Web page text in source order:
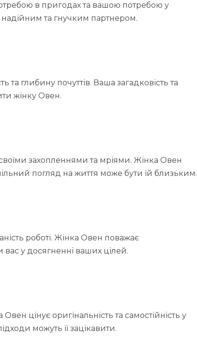
в пригодах та вашою потребою у
надійним та гнучким партнером.
та глибину почуттів. Ваша загадковість та
жінку Овен.
своїми захопленнями та мріями. Жінка Овен
погляд на життя може бути їй близьким.
роботі. Жінка Овен поважає
вас у досягненні ваших цілей.
цінує оригінальність та самостійність у
можуть її зацікавити.